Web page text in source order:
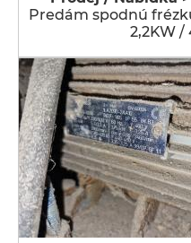
Predám spodnú
2,2KW /